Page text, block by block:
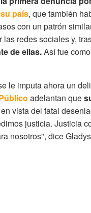
país, que también
con un patrón
las redes sociales y,
de ellas.Así fue
le imputa ahora un
adelantan que
vista del fatal
justicia. Justicia
nosotros", dice